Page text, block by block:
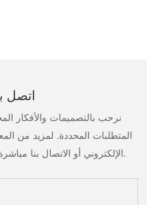
اتصل
نرحب بالتصميمات والأفكار
المتطلبات المحددة. لمزيد من
الإلكتروني أو الاتصال بنا مباشرة مع أسئلة أو استفسارات.